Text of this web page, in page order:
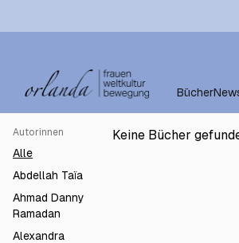
Bücher
Autorinnen
Alle
Abdellah Taïa
Ahmad Danny
Ramadan
Alexandra
Keine Bücher